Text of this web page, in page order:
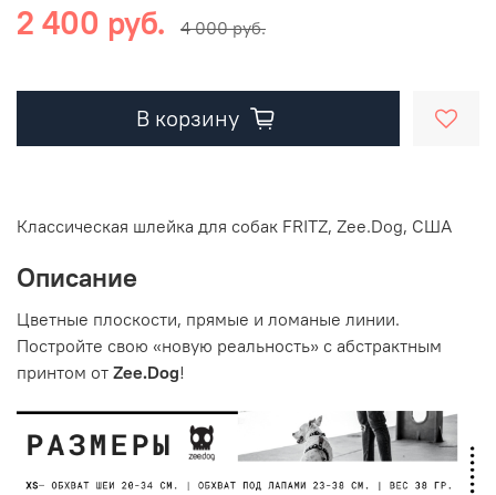
2 400 руб. 4 000 руб.
В корзину
Классическая шлейка для собак FRITZ, Zee.Dog, США
Описание
Цветные плоскости, прямые и ломаные линии.
Постройте свою «новую реальность» с абстрактным
принтом от Zee.Dog!